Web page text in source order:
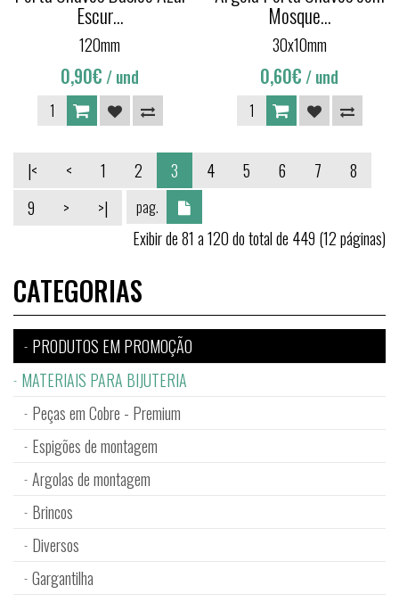
Escur...
120mm
0,90€ / und
Mosque...
30x10mm
0,60€ / und
|< < 1 2 3 4 5 6 7
8
9
>
>|
Exibir de 81 a 120 do total de 449 (12 páginas)
CATEGORIAS
PRODUTOS EM PROMOÇÃO
MATERIAIS PARA BIJUTERIA
Peças em Cobre - Premium
Espigões de montagem
Argolas de montagem
Brincos
Diversos
Gargantilha